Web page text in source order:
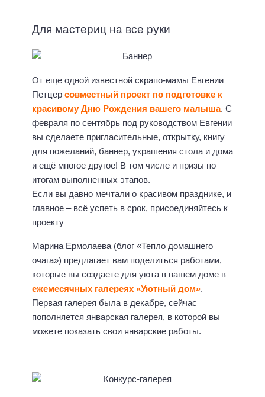
Для мастериц на все руки
От еще одной известной скрапо-мамы Евгении
Петцер совместный проект по подготовке к
красивому Дню Рождения вашего малыша. С
февраля по сентябрь под руководством Евгении
вы сделаете пригласительные, открытку, книгу
для пожеланий, баннер, украшения стола и дома
и ещё многое другое! В том числе и призы по
итогам выполненных этапов.
Если вы давно мечтали о красивом празднике, и
главное – всё успеть в срок, присоединяйтесь к
проекту
Марина Ермолаева (блог «Тепло домашнего
очага») предлагает вам поделиться работами,
которые вы создаете для уюта в вашем доме в
ежемесячных галереях «Уютный дом».
Первая галерея была в декабре, сейчас
пополняется январская галерея, в которой вы
можете показать свои январские работы.